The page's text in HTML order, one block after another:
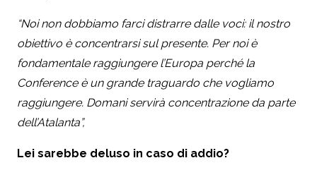
“Noi non dobbiamo farci distrarre dalle voci: il nostro
obiettivo è concentrarsi sul presente. Per noi è
fondamentale raggiungere l’Europa perché la
Conference è un grande traguardo che vogliamo
raggiungere. Domani servirà concentrazione da parte
dell’Atalanta”,
Lei sarebbe deluso in caso di addio?